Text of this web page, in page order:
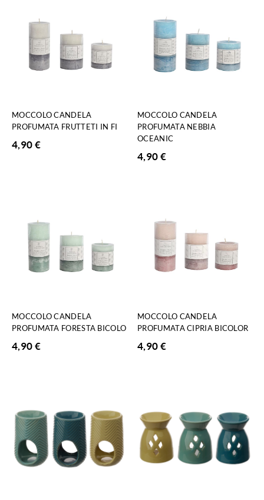
MOCCOLO CANDELA
PROFUMATA FRUTTETI IN FI
4,90€
MOCCOLO CANDELA
PROFUMATA NEBBIA
OCEANIC
4,90€
MOCCOLO CANDELA
PROFUMATA FORESTA BICOLO
4,90€
MOCCOLO CANDELA
PROFUMATA CIPRIA BICOLOR
4,90€